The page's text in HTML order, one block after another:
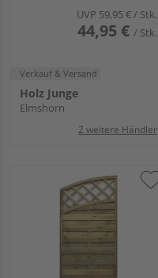
UVP 59,95 €/ Stk.
44,95 € / Stk.
Verkauf & Versand
Holz Junge
Elmshorn
2 weitere Händler